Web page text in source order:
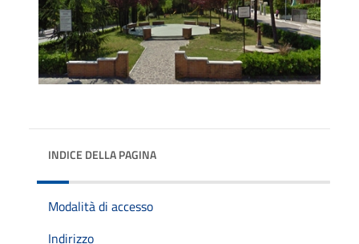
INDICE DELLA PAGINA
Modalità di accesso
Indirizzo